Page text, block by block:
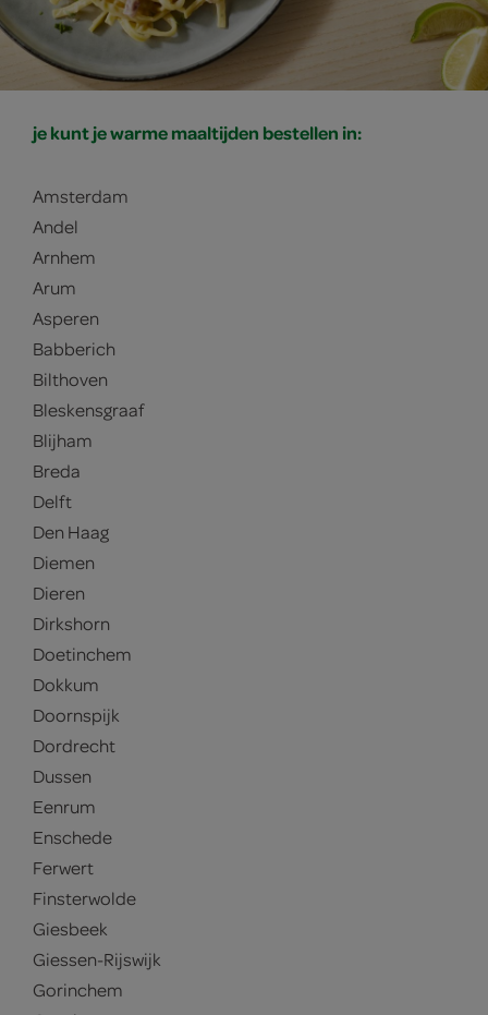
je kunt je warme maaltijden bestellen in:
Amsterdam
Andel
Arnhem
Arum
Asperen
Babberich
Bilthoven
Bleskensgraaf
Blijham
Breda
Delft
Den Haag
Diemen
Dieren
Dirkshorn
Doetinchem
Dokkum
Doornspijk
Dordrecht
Dussen
Eenrum
Enschede
Ferwert
Finsterwolde
Giesbeek
Giessen-Rijswijk
Gorinchem